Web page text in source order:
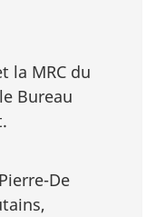
la MRC du
Bureau
De